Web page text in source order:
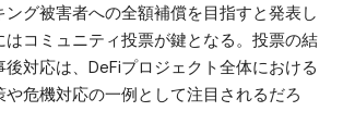
ング被害者への全額補償を目指すと発表し
はコミュニティ投票が鍵となる。投票の結
対応は、DeFiプロジェクト全体における
や危機対応の一例として注目されるだろ